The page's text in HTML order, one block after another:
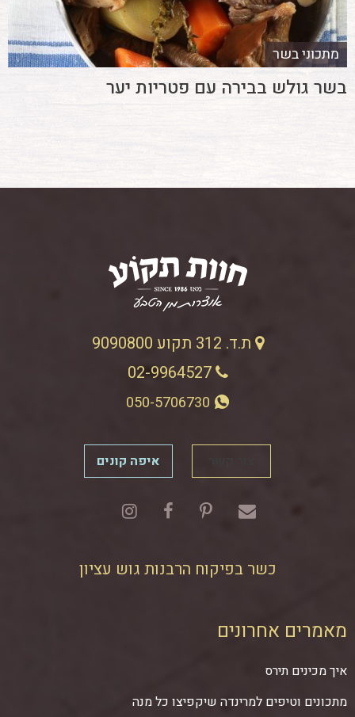
מתכוני בשר
בשר גולש בבירה עם פטריות יער
ת.ד. 312 תקוע 9090800
02-9964527
איפה קונים
כשר בפיקוח הרבנות גוש עציון
מאמרים אחרונים
איך מכינים תירס
מתכונים וטיפים למרינדה שיקפיצו כל מנה